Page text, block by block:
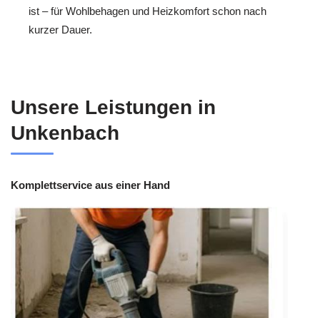
ist – für Wohlbehagen und Heizkomfort schon nach
kurzer Dauer.
Unsere Leistungen in
Unkenbach
Komplettservice aus einer Hand